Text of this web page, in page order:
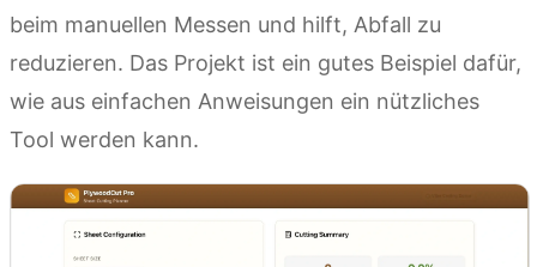
beim manuellen Messen und hilft, Abfall zu
reduzieren. Das Projekt ist ein gutes Beispiel dafür,
wie aus einfachen Anweisungen ein nützliches
Tool werden kann.